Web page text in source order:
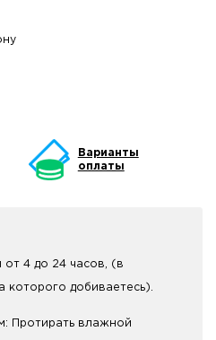
Варианты
оплаты
4 до 24 часов, (в
которого добиваетесь).
Протирать влажной